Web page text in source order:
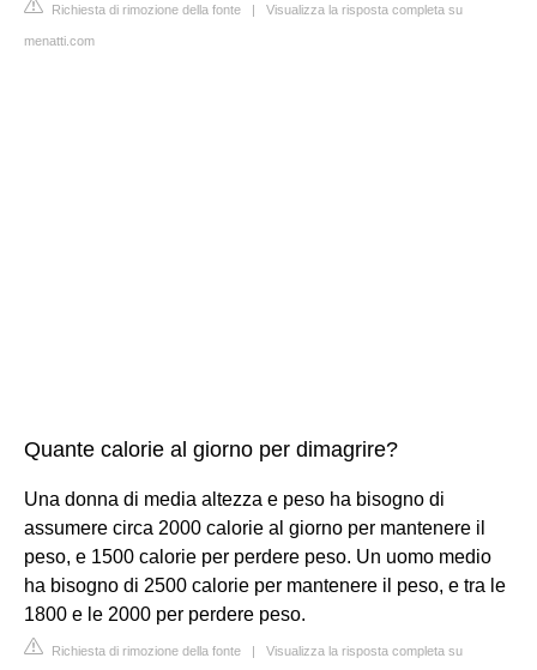
Richiesta di rimozione della fonte | Visualizza la risposta completa su
menatti.com
Quante calorie al giorno per dimagrire?
Una donna di media altezza e peso ha bisogno di
assumere circa 2000 calorie al giorno per mantenere il
peso, e 1500 calorie per perdere peso. Un uomo medio
ha bisogno di 2500 calorie per mantenere il peso, e tra le
1800 e le 2000 per perdere peso.
Richiesta di rimozione della fonte | Visualizza la risposta completa su